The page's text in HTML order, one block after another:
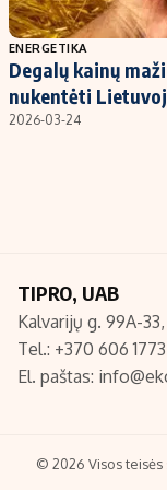
Populiarios
Investavimas
Akcijų rinka
Redakcija
Turinio žymėjimo
ENERGETIKA
Degalų kainų
nukentėti
2026-03-24
TIPRO, UAB
Kalvarijų g. 99A-
Tel.: +370 606
El. paštas:
© 2026 Visos